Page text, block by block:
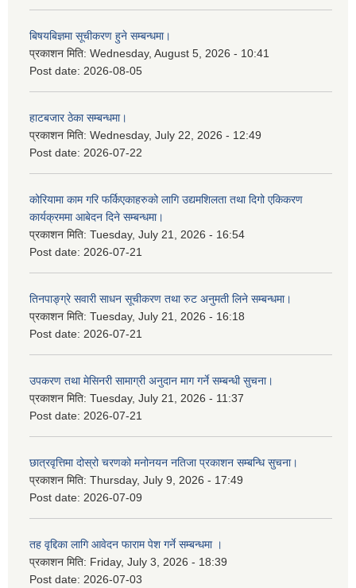
बिषयबिज्ञमा सूचीकरण हुने सम्बन्धमा।
प्रकाशन मिति: Wednesday, August 5, 2026 - 10:41
Post date: 2026-08-05
हाटबजार ठेका सम्बन्धमा।
प्रकाशन मिति: Wednesday, July 22, 2026 - 12:49
Post date: 2026-07-22
कोरियामा काम गरि फर्किएकाहरुको लागि उद्यमशिलता तथा दिगो एकिकरण
कार्यक्रममा आबेदन दिने सम्बन्धमा।
प्रकाशन मिति: Tuesday, July 21, 2026 - 16:54
Post date: 2026-07-21
तिनपाङ्ग्रे सवारी साधन सूचीकरण तथा रुट अनुमती लिने सम्बन्धमा।
प्रकाशन मिति: Tuesday, July 21, 2026 - 16:18
Post date: 2026-07-21
उपकरण तथा मेसिनरी सामाग्री अनुदान माग गर्ने सम्बन्धी सुचना।
प्रकाशन मिति: Tuesday, July 21, 2026 - 11:37
Post date: 2026-07-21
छात्रवृत्तिमा दोस्रो चरणको मनोनयन नतिजा प्रकाशन सम्बन्धि सुचना।
प्रकाशन मिति: Thursday, July 9, 2026 - 17:49
Post date: 2026-07-09
तह वृद्दिका लागि आवेदन फाराम पेश गर्ने सम्बन्धमा ।
प्रकाशन मिति: Friday, July 3, 2026 - 18:39
Post date: 2026-07-03